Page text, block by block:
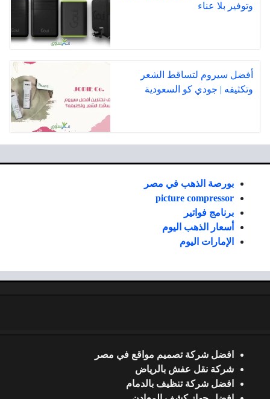
وتوفير بلا عناء
أفضل سيروم لتساقط الشعر
وتكثيفه | جودي كو السعودية
بورصة الذهب في مصر
picture compressor
برنامج فواتير
أسعار الذهب اليوم
الإمارات اليوم
افضل شركة تصميم مواقع في مصر
شركة نقل عفش بالرياض
افضل شركة تنظيف بالدمام